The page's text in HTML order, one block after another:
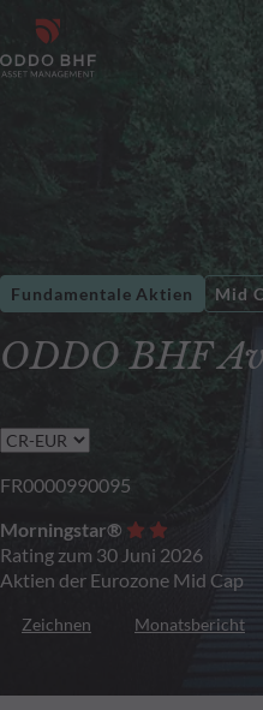
ODDO BHF
Fundamentale Aktien Mid
FR0000990095
Morningstar®
Rating zum 30 Juni 2026
Aktien der Eurozone Mid Cap
Zeichnen Monatsbericht